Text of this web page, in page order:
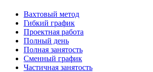
Вахтовый метод
Гибкий график
Проектная работа
Полный день
Полная занятость
Сменный график
Частичная занятость